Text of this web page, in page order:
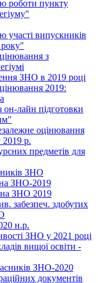
роботи пункту
участі випускників
з
ЗНО в 2019 році
2019:
он-лайн підготовки
оцінювання
2019 р.
предметів для
ЗНО
на ЗНО-2019
на ЗНО 2019
забезпеч. здобутих
н.р.
ЗНО у 2021 році
вищої освіти -
ЗНО-2020
документів